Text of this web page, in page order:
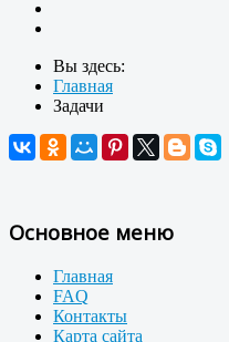
Вы здесь:
Главная
Задачи
Основное меню
Главная
FAQ
Контакты
Карта сайта